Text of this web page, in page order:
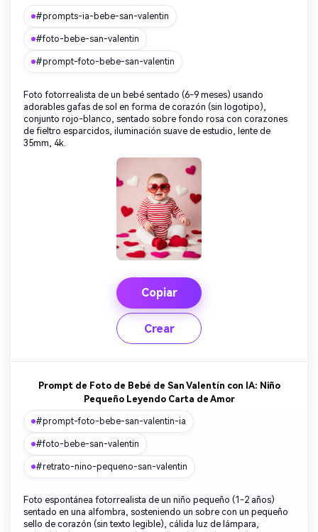
#prompts-ia-bebe-san-valentin
#foto-bebe-san-valentin
#prompt-foto-bebe-san-valentin
Foto fotorrealista de un bebé sentado (6-9 meses) usando
adorables gafas de sol en forma de corazón (sin logotipo),
conjunto rojo-blanco, sentado sobre fondo rosa con corazones
de fieltro esparcidos, iluminación suave de estudio, lente de
35mm, 4k.
Copiar
Crear
Prompt de Foto de Bebé de San Valentín con IA: Niño
Pequeño Leyendo Carta de Amor
#prompt-foto-bebe-san-valentin-ia
#foto-bebe-san-valentin
#retrato-nino-pequeno-san-valentin
Foto espontánea fotorrealista de un niño pequeño (1-2 años)
sentado en una alfombra, sosteniendo un sobre con un pequeño
sello de corazón (sin texto legible), cálida luz de lámpara,